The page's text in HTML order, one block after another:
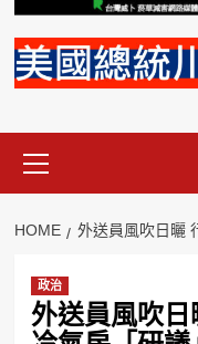
Menu
HOME 外送員風吹日曬
政治
外送員風吹